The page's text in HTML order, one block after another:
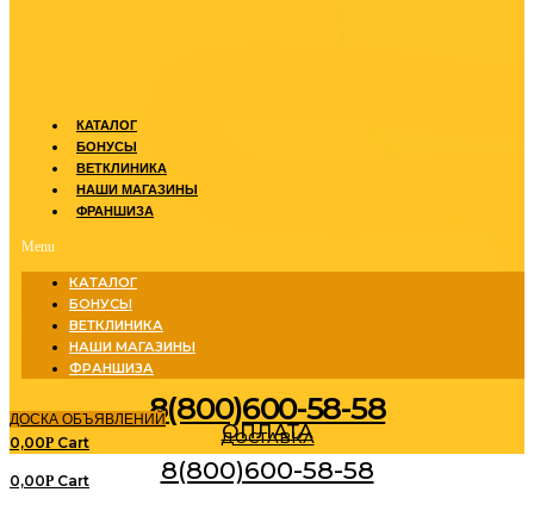
КАТАЛОГ
БОНУСЫ
ВЕТКЛИНИКА
НАШИ МАГАЗИНЫ
ФРАНШИЗА
Menu
КАТАЛОГ
БОНУСЫ
ВЕТКЛИНИКА
НАШИ МАГАЗИНЫ
ФРАНШИЗА
8(800)600-58-58
ДОСКА ОБЪЯВЛЕНИЙ
ДОСТАВКА
ОПЛАТА
0,00Р Cart
8(800)600-58-58
0,00Р Cart